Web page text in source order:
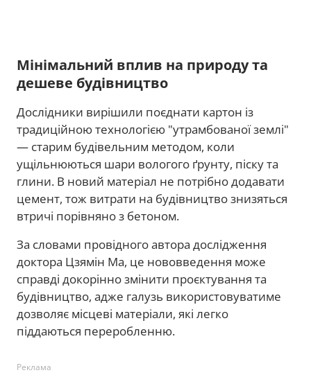
Мінімальний вплив на природу та
дешеве будівництво
Дослідники вирішили поєднати картон із
традиційною технологією "утрамбованої землі"
— старим будівельним методом, коли
ущільнюються шари вологого ґрунту, піску та
глини. В новий матеріал не потрібно додавати
цемент, тож витрати на будівництво знизяться
втричі порівняно з бетоном.
За словами провідного автора дослідження
доктора Цзямін Ма, це нововведення може
справді докорінно змінити проєктування та
будівництво, адже галузь використовуватиме
дозволяє місцеві матеріали, які легко
піддаються переробленню.
Реклама